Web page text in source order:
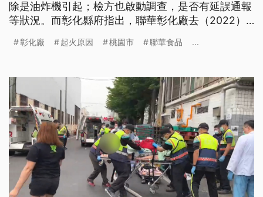
除是油炸機引起；檢方也啟動調查，是否有延誤通報
等狀況。而彰化縣府指出，聯華彰化廠去（2022）
除了彰化廠，聯華中壢廠也被查出沒有依規定設置防
善。
彰化廠 起火原因 桃園市 聯華食品 ...